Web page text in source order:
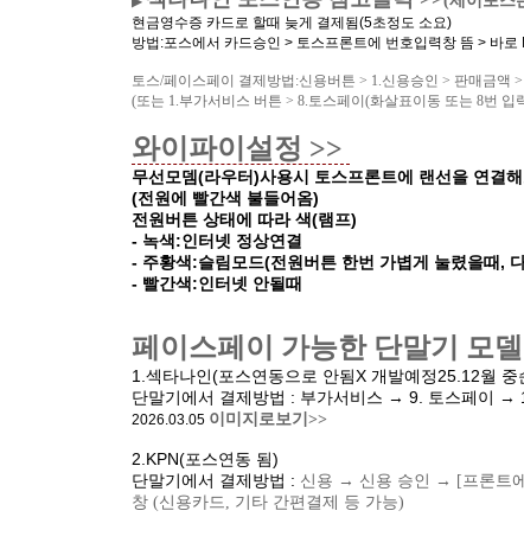
현금영수증 카드로 할때 늦게 결제됨(5초정도 소요)
방법:포스에서 카드승인 > 토스프론트에 번호입력창 뜸 > 바
토스/페이스페이 결제방법:신용버튼 > 1.신용승인 > 판매금액
(또는 1.부가서비스 버튼 > 8.토스페이(화살표이동 또는 8번
와이파이설정 >>
무선모뎀(라우터)사용시 토스프론트에 랜선을 연결
(전원에 빨간색 불들어옴)
전원버튼 상태에 따라 색(램프)
- 녹색:인터넷 정상연결
- 주황색:슬림모드(전원버튼 한번 가볍게 눌렸을때,
- 빨간색:인터넷 안될때
페이스페이 가능한 단말기 모
1.섹타나인(포스연동으로 안됨X 개발예정25.12월
단말기에서 결제방법 : 부가서비스 → 9. 토스페이
2026.03.05 이미지로보기>>
2.KPN(포스연동 됨)
단말기에서 결제방법 : 신용 → 신용 승인 → [프론트
창 (신용카드, 기타 간편결제 등 가능)